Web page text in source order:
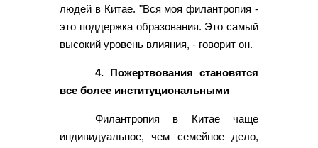
людей в Китае. "Вся моя филантропия -
это поддержка образования. Это самый
высокий уровень влияния, - говорит он.
4. Пожертвования становятся
все более институциональными
Филантропия в Китае чаще
индивидуальное, чем семейное дело,